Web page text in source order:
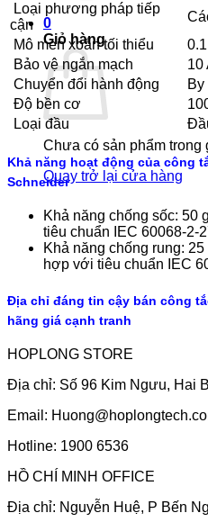
0
Giỏ hàng
Chưa có sản phẩm trong
Quay trở lại cửa hàng
Loại phương pháp tiếp
cận
Mô men xoắn tối thiểu
Bảo vệ ngắn mạch
10
Chuyển đổi hành động
By
Độ bền cơ
Loại đầu
Khả năng hoạt động của công
Schneider
Khả năng chống sốc: 50
tiêu chuẩn IEC 60068-2-
Khả năng chống rung:
hợp với tiêu chuẩn IEC
Địa chỉ đáng tin cậy bán công
hãng giá cạnh tranh
HOPLONG STORE
Địa chỉ: Số 96 Kim Ngưu, Hai
Email:
Hotline: 1900 6536
HỒ CHÍ MINH OFFICE
Địa chỉ: Nguyễn Huệ, P Bến